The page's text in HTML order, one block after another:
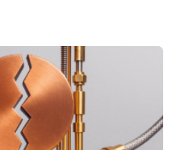
Thorium-
Das hatte man jahrzehntelang
den passenden
worden, 2024 gelang
mit Unterstützung
entscheidende Durchbruch:
Kernübergang wurde